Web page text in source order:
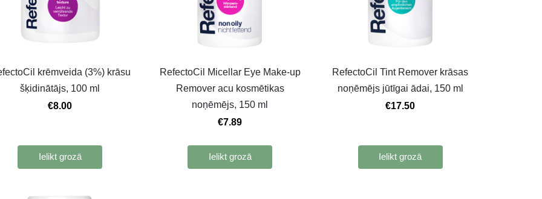
krēmveida (3%) krāsu
šķidinātājs, 100 ml
€8.00
Ielikt grozā
RefectoCil Micellar Eye Make-up
Remover acu kosmētikas
noņēmējs, 150 ml
€7.89
Ielikt grozā
RefectoCil Tint Remover krāsas
noņēmējs jūtīgai ādai, 150 ml
€17.50
Ielikt grozā